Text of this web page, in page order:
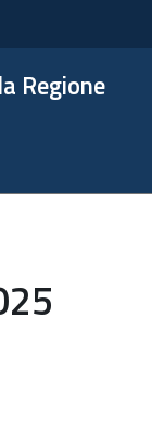
Regione